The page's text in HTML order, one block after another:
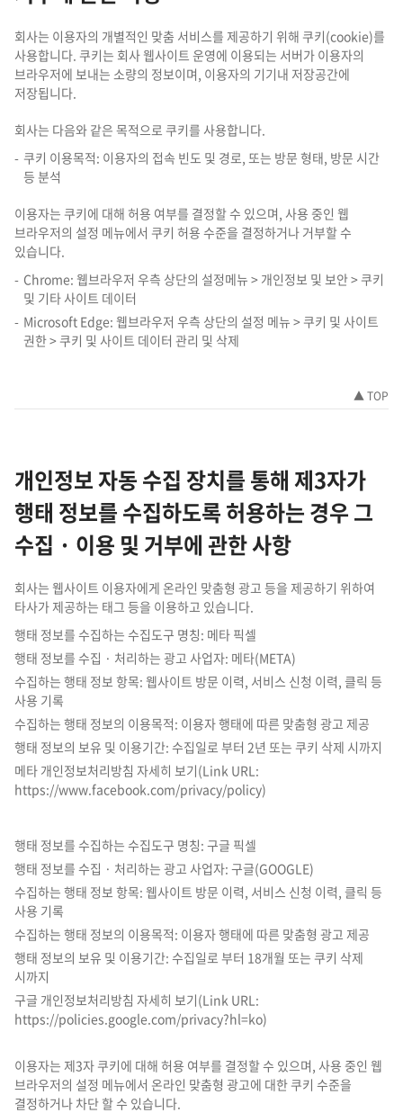
회사는 이용자의 개별적인 맞춤 서비스를 제공하기 위해 쿠키(cookie)를
사용합니다. 쿠키는 회사 웹사이트 운영에 이용되는 서버가 이용자의
브라우저에 보내는 소량의 정보이며, 이용자의 기기내 저장공간에
저장됩니다.
회사는 다음와 같은 목적으로 쿠키를 사용합니다.
쿠키 이용목적: 이용자의 접속 빈도 및 경로, 또는 방문 형태, 방문 시간
등 분석
이용자는 쿠키에 대해 허용 여부를 결정할 수 있으며, 사용 중인 웹
브라우저의 설정 메뉴에서 쿠키 허용 수준을 결정하거나 거부할 수
있습니다.
Chrome: 웹브라우저 우측 상단의 설정메뉴 > 개인정보 및 보안 > 쿠키
및 기타 사이트 데이터
Microsoft Edge: 웹브라우저 우측 상단의 설정 메뉴 > 쿠키 및 사이트
권한 > 쿠키 및 사이트 데이터 관리 및 삭제
▲ TOP
개인정보 자동 수집 장치를 통해 제3자가
행태 정보를 수집하도록 허용하는 경우 그
수집 · 이용 및 거부에 관한 사항
회사는 웹사이트 이용자에게 온라인 맞춤형 광고 등을 제공하기 위하여
타사가 제공하는 태그 등을 이용하고 있습니다.
행태 정보를 수집하는 수집도구 명칭: 메타 픽셀
행태 정보를 수집 · 처리하는 광고 사업자: 메타(META)
수집하는 행태 정보 항목: 웹사이트 방문 이력, 서비스 신청 이력, 클릭 등
사용 기록
수집하는 행태 정보의 이용목적: 이용자 행태에 따른 맞춤형 광고 제공
행태 정보의 보유 및 이용기간: 수집일로 부터 2년 또는 쿠키 삭제 시까지
메타 개인정보처리방침 자세히 보기(Link URL:
https://www.facebook.com/privacy/policy)
행태 정보를 수집하는 수집도구 명칭: 구글 픽셀
행태 정보를 수집 · 처리하는 광고 사업자: 구글(GOOGLE)
수집하는 행태 정보 항목: 웹사이트 방문 이력, 서비스 신청 이력, 클릭 등
사용 기록
수집하는 행태 정보의 이용목적: 이용자 행태에 따른 맞춤형 광고 제공
행태 정보의 보유 및 이용기간: 수집일로 부터 18개월 또는 쿠키 삭제
시까지
구글 개인정보처리방침 자세히 보기(Link URL:
https://policies.google.com/privacy?hl=ko)
이용자는 제3자 쿠키에 대해 허용 여부를 결정할 수 있으며, 사용 중인 웹
브라우저의 설정 메뉴에서 온라인 맞춤형 광고에 대한 쿠키 수준을
결정하거나 차단 할 수 있습니다.